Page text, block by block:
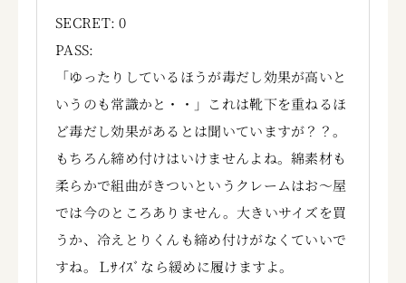
SECRET: 0
PASS:
「ゆったりしているほうが毒だし効果が高いと
いうのも常識かと・・」これは靴下を重ねるほ
ど毒だし効果があるとは聞いていますが？？。
もちろん締め付けはいけませんよね。綿素材も
柔らかで組曲がきついというクレームはお～屋
では今のところありません。大きいサイズを買
うか、冷えとりくんも締め付けがなくていいで
すね。Ｌｻｲｽﾞなら緩めに履けますよ。